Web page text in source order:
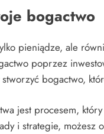
bogactwo
pieniądze, ale
poprzez
bogactwo,
jest procesem,
i strategie, możesz